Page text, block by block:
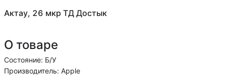
Актау, 26 мкр ТД Достык
О товаре
Состояние: Б/У
Производитель: Apple